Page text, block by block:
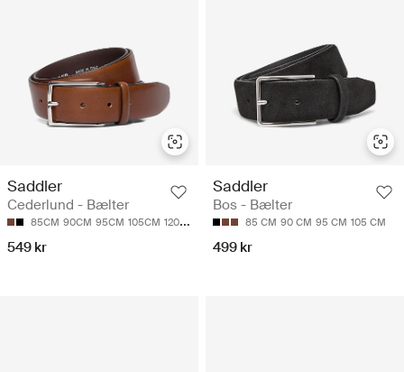
Saddler
Cederlund - Bælter
85CM 90CM 95CM 105CM 120CM
549 kr
Saddler
Bos - Bælter
85 CM 90 CM 95 CM 105 CM
499 kr